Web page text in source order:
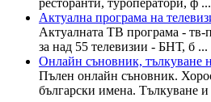
ресторанти, туроператори, ф ...
Актуална програма на
Актуалната ТВ програма - тв-
за над 55 телевизии - БНТ, б ...
Онлайн съновник, тълкуване
Пълен онлайн съновник.
български имена. Тълкуване и